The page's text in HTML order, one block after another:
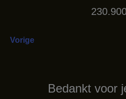
Vorige
Bedankt voor